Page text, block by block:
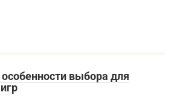
выбора для